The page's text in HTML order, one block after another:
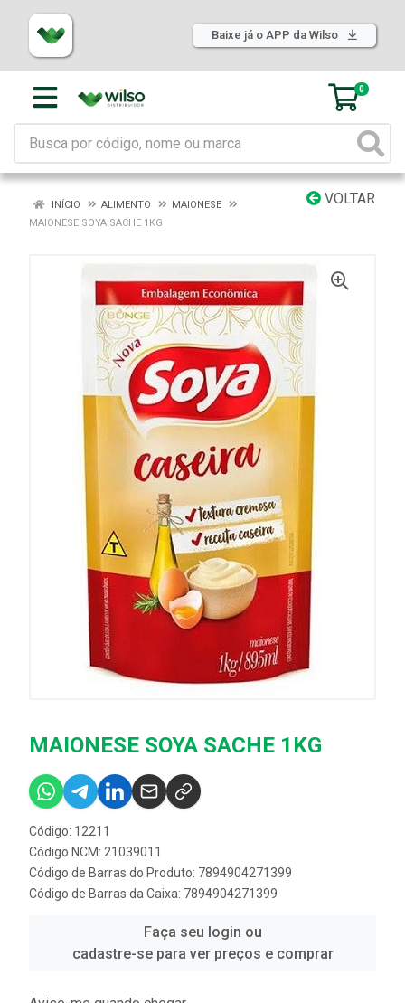
Baixe já o APP da Wilso
0
VOLTAR
INÍCIO ALIMENTO
MAIONESE
MAIONESE SOYA SACHE 1KG
MAIONESE SOYA SACHE 1KG
Código: 12211
Código NCM: 21039011
Código de Barras do Produto: 7894904271399
Código de Barras da Caixa: 7894904271399
Faça seu login ou
cadastre-se para ver preços e comprar